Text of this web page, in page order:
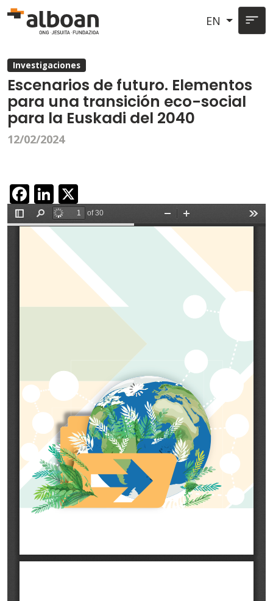
Skip to main content
EN
Investigaciones
Escenarios de futuro. Elementos
para una transición eco-social
para la Euskadi del 2040
12/02/2024
Facebook
LinkedIn